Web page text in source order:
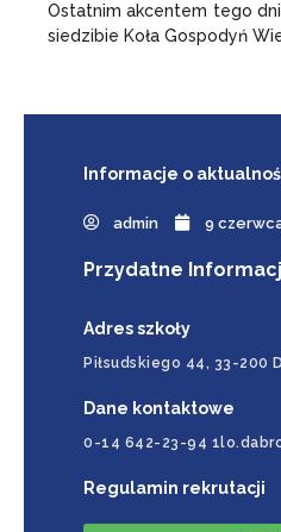
Ostatnim akcentem tego
siedzibie Koła Gospodyń
Informacje o
admin 9
Przydatne
Adres szkoły
Piłsudskiego 44, 33-200
Dane kontaktowe
0-14 642-23-94
Regulamin rekrutacji